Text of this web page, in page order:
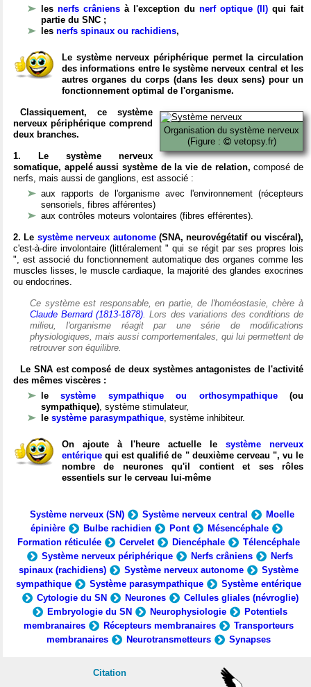
les nerfs crâniens à l'exception du nerf optique (II) qui fait
partie du SNC ;
les nerfs spinaux ou rachidiens,
Le système nerveux périphérique permet la circulation
des informations entre le système nerveux central et les
autres organes du corps (dans les deux sens) pour un
fonctionnement optimal de l'organisme.
Organisation du système nerveux
(Figure :
vetopsy.fr)
Classiquement, ce système
nerveux périphérique comprend
deux branches.
1. Le système nerveux
somatique, appelé aussi système de la vie de relation, composé de
nerfs, mais aussi de ganglions, est associé :
aux rapports de l'organisme avec l'environnement (récepteurs
sensoriels, fibres afférentes)
aux contrôles moteurs volontaires (fibres efférentes).
2. Le système nerveux autonome(SNA, neurovégétatif ou viscéral),
c'est-à-dire involontaire (littéralement " qui se régit par ses propres lois
", est associé du fonctionnement automatique des organes comme les
muscles lisses, le muscle cardiaque, la majorité des glandes exocrines
ou endocrines.
Ce système est responsable, en partie, de l'homéostasie, chère à
Claude Bernard (1813-1878). Lors des variations des conditions de
milieu, l'organisme réagit par une série de modifications
physiologiques, mais aussi comportementales, qui lui permettent de
retrouver son équilibre.
Le SNA est composé de deux systèmes antagonistes de l'activité
des mêmes viscères :
lesystème sympathique ou orthosympathique(ou
sympathique), système stimulateur,
le système parasympathique, système inhibiteur.
On ajoute à l'heure actuelle le système nerveux
entérique qui est qualifié de " deuxième cerveau ", vu le
nombre de neurones qu'il contient et ses rôles
essentiels sur le cerveau lui-même
Système nerveux (SN) Système nerveux central
Moelle
épinière
Bulbe rachidien Pont
Mésencéphale
Formation réticulée
Cervelet Diencéphale
Télencéphale
Système nerveux périphérique
Nerfs crâniens
Nerfs
spinaux (rachidiens)
Système nerveux autonome
Système
sympathique
Système parasympathique
Système entérique
Cytologie du SN
Neurones
Cellules gliales (névroglie)
Embryologie du SN
Neurophysiologie
Potentiels
membranaires
Récepteurs membranaires
Transporteurs
membranaires
Neurotransmetteurs Synapses
Citation